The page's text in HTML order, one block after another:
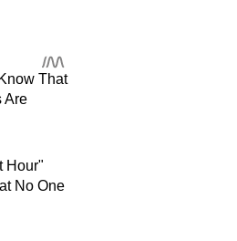
That
Are
Hour"
No One